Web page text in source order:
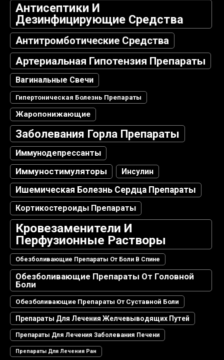
Антисептики И
Дезинфицирующие Средства
Антитромботические Средства
Артериальная Гипотензия Препараты
Вагинальные Свечи
Гипертоническая Болезнь Препараты
Жаропонижающие
Заболевания Горла Препараты
Иммунодепрессанты
Иммуностимуляторы Инсулин
Ишемическая Болезнь Сердца Препараты
Кортикостероиды Препараты
Кровезаменители И
Перфузионные Растворы
Обезболивающие Препараты От Боли В Спине
Обезболивающие Препараты От Головной
Боли
Обезболивающие Препараты От Суставной Боли
Препараты Для Лечения Желчевыводящих Путей
Препараты Для Лечения Заболевания Печени
Препараты Для Лечения Ран